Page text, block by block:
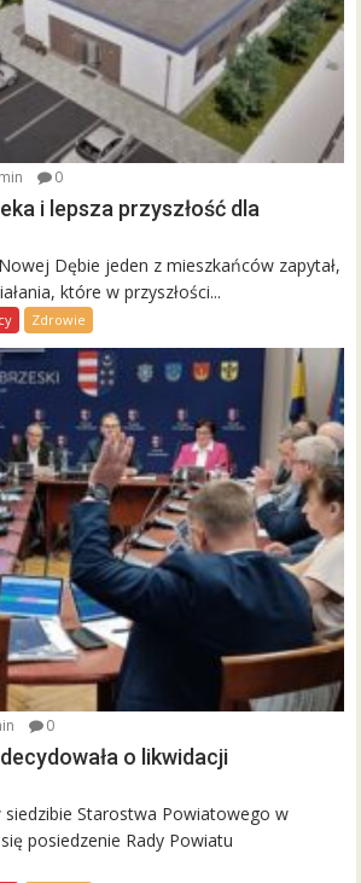
0
i lepsza przyszłość dla
Dębie jeden z mieszkańców zapytał,
które w przyszłości...
Zdrowie
0
o likwidacji
siedzibie Starostwa Powiatowego w
posiedzenie Rady Powiatu